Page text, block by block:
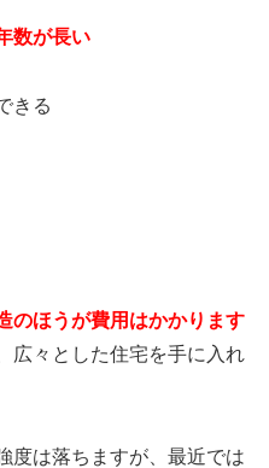
数が長い
きる
のほうが費用はかかります
広々とした住宅を手に入れ
度は落ちますが、最近では